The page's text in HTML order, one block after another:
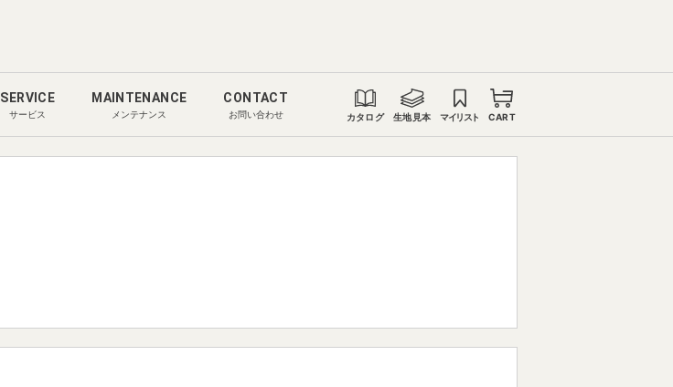
SERVICE
サービス
MAINTENANCE
メンテナンス
CONTACT
お問い合わせ カタログ 生地見本 マイリスト CART